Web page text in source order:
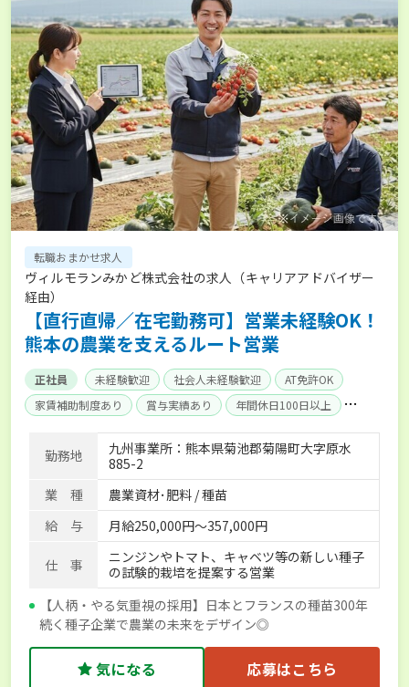
転職おまかせ求人
ヴィルモランみかど株式会社の求人（キャリアアドバイザー
経由）
【直行直帰／在宅勤務可】営業未経験OK！
熊本の農業を支えるルート営業
正社員 未経験歓迎 社会人未経験歓迎
AT免許OK
家賃補助制度あり
賞与実績あり
年間休日100日以上
産休･育休取得実績あり 社会保険完備
勤務地
九州事業所：熊本県菊池郡菊陽町大字原水
885-2
業 種
農業資材･肥料 / 種苗
給 与
月給250,000円～357,000円
仕 事
ニンジンやトマト、キャベツ等の新しい種子
の試験的栽培を提案する営業
【人柄・やる気重視の採用】日本とフランスの種苗300年
続く種子企業で農業の未来をデザイン◎
気になる 応募はこちら